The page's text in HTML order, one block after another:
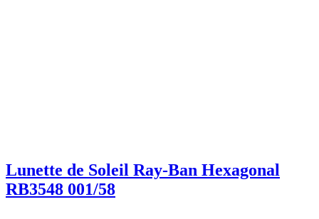
Lunette de Soleil Ray-Ban Hexagonal
RB3548 001/58